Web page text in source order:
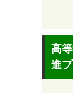
高
進